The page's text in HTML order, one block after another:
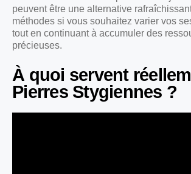
peuvent être une alternative
méthodes si vous souhaitez varier vos
tout en continuant à accumuler des
précieuses.
À quoi servent
Pierres Stygiennes ?